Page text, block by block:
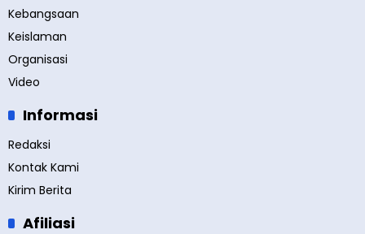
Kebangsaan
Keislaman
Organisasi
Video
Informasi
Redaksi
Kontak Kami
Kirim Berita
Afiliasi